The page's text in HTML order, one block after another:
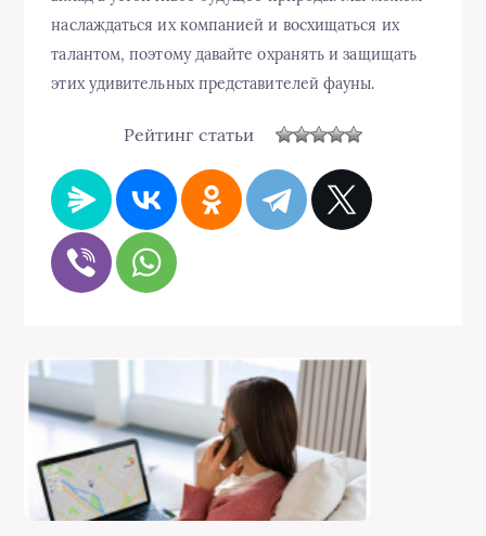
наслаждаться их компанией и восхищаться их
талантом, поэтому давайте охранять и защищать
этих удивительных представителей фауны.
Рейтинг статьи